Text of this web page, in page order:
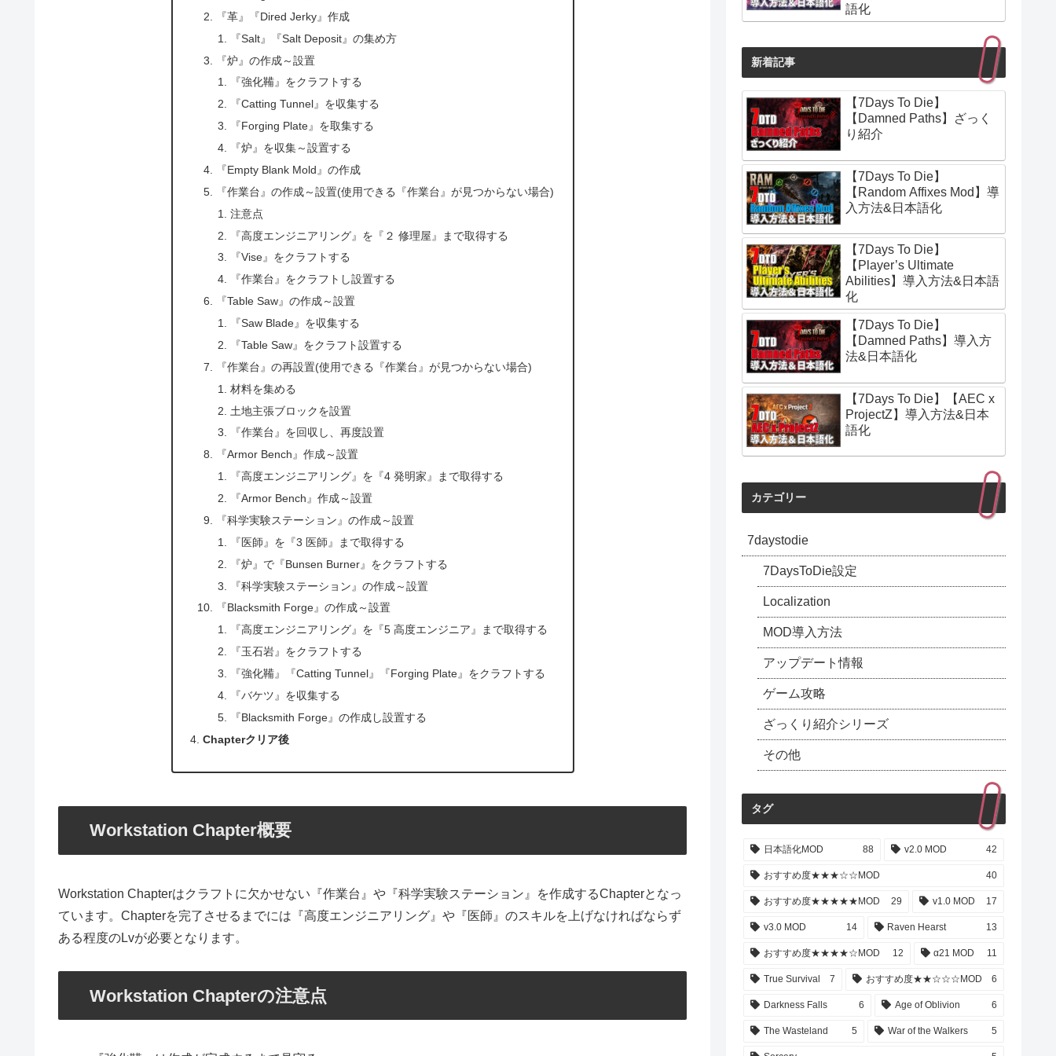
『革』『Dired Jerky』作成
『Salt』『Salt Deposit』の集め方
『炉』の作成～設置
『強化鞴』をクラフトする
『Catting Tunnel』を収集する
『Forging Plate』を取集する
『炉』を収集～設置する
『Empty Blank Mold』の作成
『作業台』の作成～設置(使用できる『作業台』が見つからない場合)
注意点
『高度エンジニアリング』を『２ 修理屋』まで取得する
『Vise』をクラフトする
『作業台』をクラフトし設置する
『Table Saw』の作成～設置
『Saw Blade』を収集する
『Table Saw』をクラフト設置する
『作業台』の再設置(使用できる『作業台』が見つからない場合)
材料を集める
土地主張ブロックを設置
『作業台』を回収し、再度設置
『Armor Bench』作成～設置
『高度エンジニアリング』を『4 発明家』まで取得する
『Armor Bench』作成～設置
『科学実験ステーション』の作成～設置
『医師』を『3 医師』まで取得する
『炉』で『Bunsen Burner』をクラフトする
『科学実験ステーション』の作成～設置
『Blacksmith Forge』の作成～設置
『高度エンジニアリング』を『5 高度エンジニア』まで取得する
『玉石岩』をクラフトする
『強化鞴』『Catting Tunnel』『Forging Plate』をクラフトする
『バケツ』を収集する
『Blacksmith Forge』の作成し設置する
Chapterクリア後
Workstation Chapter概要
Workstation Chapterはクラフトに欠かせない『作業台』や『科学実験ステーション』を作成するChapterとなっ
ています。Chapterを完了させるまでには『高度エンジニアリング』や『医師』のスキルを上げなければならず
ある程度のLvが必要となります。
Workstation Chapterの注意点
語化
新着記事
【7Days To Die】
【Damned Paths】ざっく
り紹介
【7Days To Die】
【Random Affixes Mod】導
入方法&日本語化
【7Days To Die】
【Player’s Ultimate
Abilities】導入方法&日本語
化
【7Days To Die】
【Damned Paths】導入方
法&日本語化
【7Days To Die】【AEC x
ProjectZ】導入方法&日本
語化
カテゴリー
7daystodie
7DaysToDie設定
Localization
MOD導入方法
アップデート情報
ゲーム攻略
ざっくり紹介シリーズ
その他
タグ
日本語化MOD 88 v2.0 MOD 42
おすすめ度★★★☆☆MOD 40
おすすめ度★★★★★MOD 29 v1.0 MOD 17
v3.0 MOD 14 Raven Hearst 13
おすすめ度★★★★☆MOD 12 α21 MOD 11
True Survival 7 おすすめ度★★☆☆☆MOD 6
Darkness Falls 6 Age of Oblivion 6
The Wasteland 5 War of the Walkers 5